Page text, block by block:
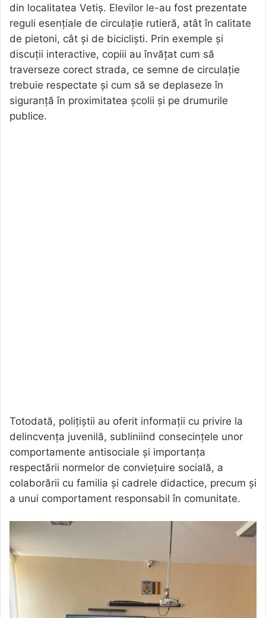
din localitatea Vetiș. Elevilor le-au fost prezentate
reguli esențiale de circulație rutieră, atât în calitate
de pietoni, cât și de bicicliști. Prin exemple și
discuții interactive, copiii au învățat cum să
traverseze corect strada, ce semne de circulație
trebuie respectate și cum să se deplaseze în
siguranță în proximitatea școlii și pe drumurile
publice.
Totodată, polițiștii au oferit informații cu privire la
delincvența juvenilă, subliniind consecințele unor
comportamente antisociale și importanța
respectării normelor de conviețuire socială, a
colaborării cu familia și cadrele didactice, precum și
a unui comportament responsabil în comunitate.